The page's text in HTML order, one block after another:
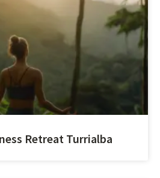
Retreat Turrialba